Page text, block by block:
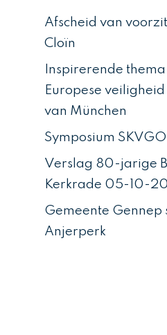
Afscheid van
Cloïn
Inspirerende
Europese
van München
Symposium SKVGO
Verslag 80-jarige
Kerkrade 05-10-
Gemeente Gennep
Anjerperk